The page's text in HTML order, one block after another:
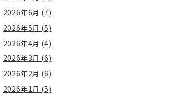
2026年6月 (7)
2026年5月 (5)
2026年4月 (4)
2026年3月 (6)
2026年2月 (6)
2026年1月 (5)